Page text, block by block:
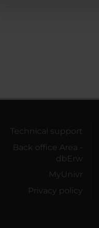
Technical support
Back office Area -
dbErw
MyUnivr
Privacy policy